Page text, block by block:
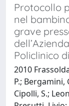
Protocollo
nel
grave
Policlinico
2010
P.; Bergamini,
Cipolli, S.;